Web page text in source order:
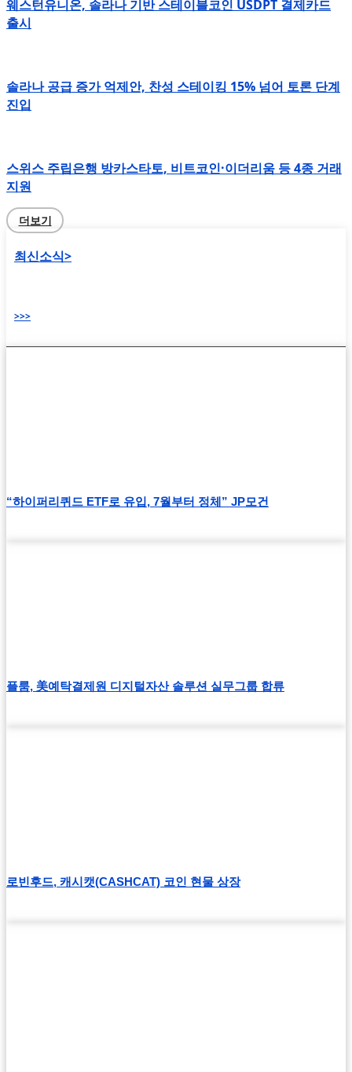
웨스턴유니온, 솔라나 기반 스테이블코인 USDPT 결제카드
출시
솔라나 공급 증가 억제안, 찬성 스테이킹 15% 넘어 토론 단계
진입
스위스 주립은행 방카스타토, 비트코인·이더리움 등 4종 거래
지원
더보기
최신소식>
>>>
“하이퍼리퀴드 ETF로 유입, 7월부터 정체” JP모건
플룸, 美예탁결제원 디지털자산 솔루션 실무그룹 합류
로빈후드, 캐시캣(CASHCAT) 코인 현물 상장